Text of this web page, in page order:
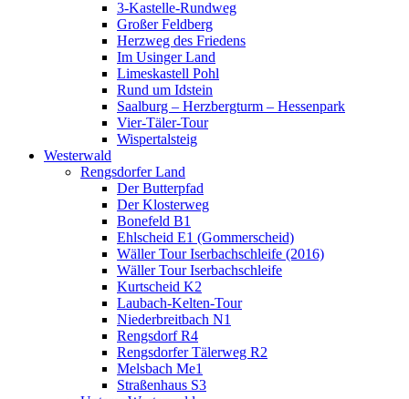
3-Kastelle-Rundweg
Großer Feldberg
Herzweg des Friedens
Im Usinger Land
Limeskastell Pohl
Rund um Idstein
Saalburg – Herzbergturm – Hessenpark
Vier-Täler-Tour
Wispertalsteig
Westerwald
Rengsdorfer Land
Der Butterpfad
Der Klosterweg
Bonefeld B1
Ehlscheid E1 (Gommerscheid)
Wäller Tour Iserbachschleife (2016)
Wäller Tour Iserbachschleife
Kurtscheid K2
Laubach-Kelten-Tour
Niederbreitbach N1
Rengsdorf R4
Rengsdorfer Tälerweg R2
Melsbach Me1
Straßenhaus S3